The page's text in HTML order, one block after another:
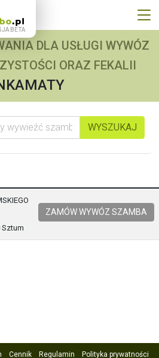
DLA USŁUGI WYWÓZ
ORAZ FEKALII
WYSZUKAJ
Sztum
ZAMÓW WYWÓZ SZAMBA
Cennik Regulamin Polityka prywatności